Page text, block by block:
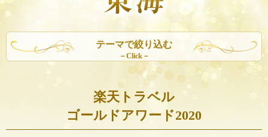
テーマで絞り込む
－Click－
楽天トラベル
ゴールドアワード2020